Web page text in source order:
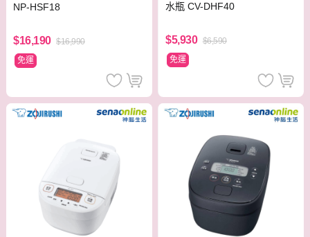
NP-HSF18
$16,190 $16,990
免運
水瓶 CV-DHF40
$5,930 $6,590
免運